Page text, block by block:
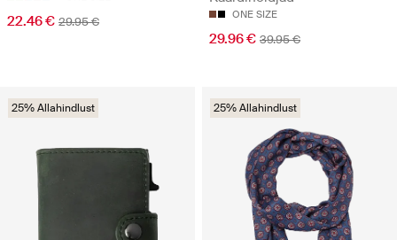
22.46 € 29.95 € ONE SIZE
29.96 € 39.95 €
25% Allahindlust 25% Allahindlust